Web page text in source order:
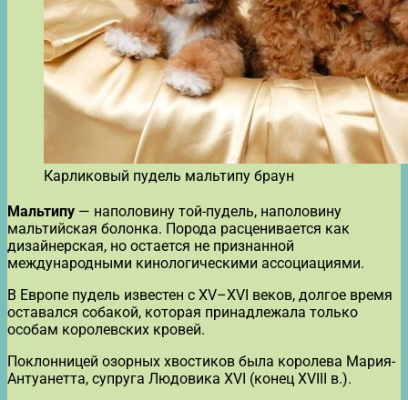
Карликовый пудель мальтипу браун
Мальтипу — наполовину той-пудель, наполовину
мальтийская болонка. Порода расценивается как
дизайнерская, но остается не признанной
международными кинологическими ассоциациями.
В Европе пудель известен с XV–XVI веков, долгое время
оставался собакой, которая принадлежала только
особам королевских кровей.
Поклонницей озорных хвостиков была королева Мария-
Антуанетта, супруга Людовика XVI (конец XVIII в.).